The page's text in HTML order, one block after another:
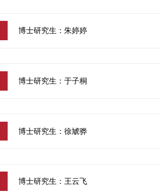
博士研究生：朱婷婷
博士研究生：于子桐
博士研究生：徐虓骅
博士研究生：王云飞